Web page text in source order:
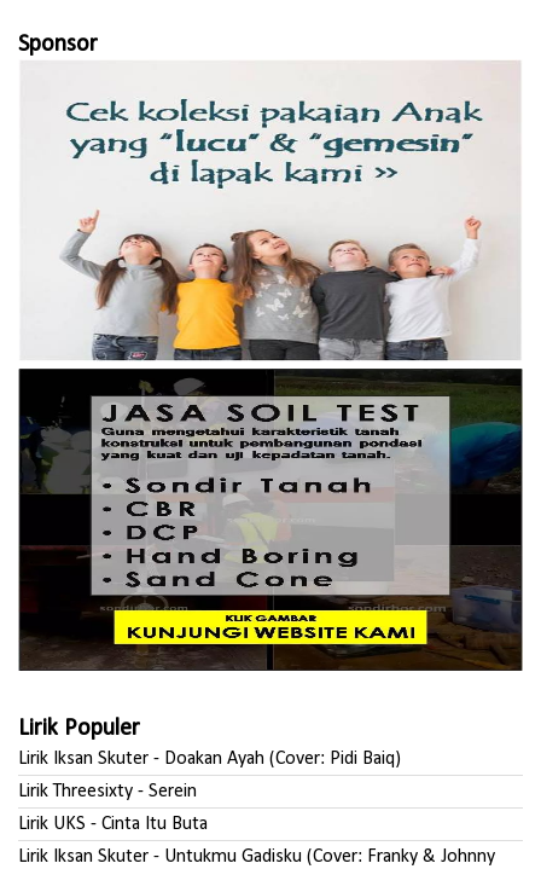
Sponsor
Lirik Populer
Lirik Iksan Skuter - Doakan Ayah (Cover: Pidi Baiq)
Lirik Threesixty - Serein
Lirik UKS - Cinta Itu Buta
Lirik Iksan Skuter - Untukmu Gadisku (Cover: Franky & Johnny